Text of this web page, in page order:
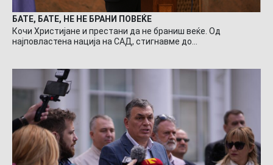
БАТЕ, БАТЕ, НЕ НЕ БРАНИ ПОВЕЌЕ
Кочи Христијане и престани да не браниш веќе. Од
најповластена нација на САД, стигнавме до…